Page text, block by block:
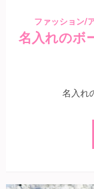
ファッション/
名入れのボ
名入れ